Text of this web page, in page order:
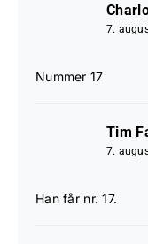
7.
Nummer 17
Tim
7.
Han får nr. 17.